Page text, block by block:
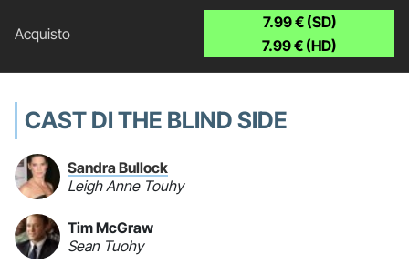
7.99 € (SD)
7.99 € (HD)
CAST DI THE BLIND SIDE
Sandra Bullock
Leigh Anne Touhy
Tim McGraw
Sean Tuohy